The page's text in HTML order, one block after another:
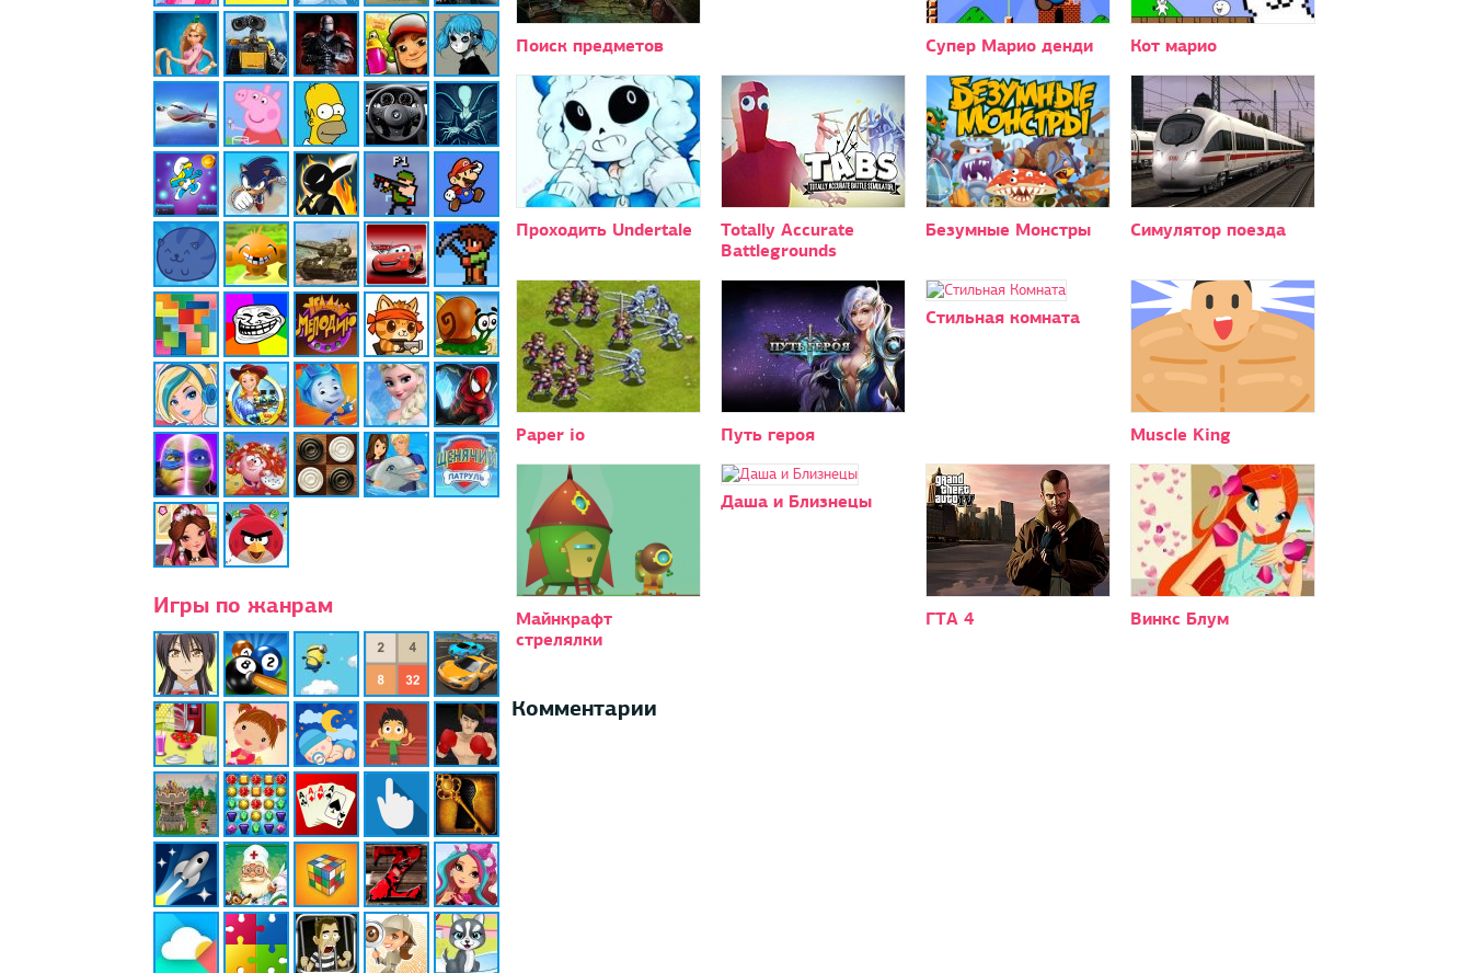
Игры по жанрам
Поиск предметов Супер Марио денди Кот марио
Проходить Undertale
Totally Accurate
Battlegrounds
Безумные Монстры Симулятор поезда
Paper io Путь героя
Стильная комната
Muscle King
Майнкрафт
стрелялки
Даша и Близнецы
ГТА 4 Винкс Блум
Комментарии